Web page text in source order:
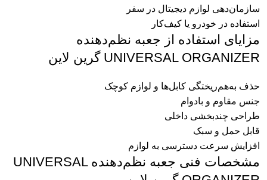
سازمان‌دهی لوازم دیجیتال در سفر
استفاده در خودرو یا کیف‌کار
مزایای استفاده از جعبه نظم‌دهنده
UNIVERSAL ORGANIZER گرین لاین
حذف به‌هم‌ریختگی کابل‌ها و لوازم کوچک
جنس مقاوم و بادوام
طراحی چندبخشی داخلی
قابل حمل و سبک
افزایش سرعت دسترسی به لوازم
مشخصات فنی جعبه نظم‌دهنده UNIVERSAL